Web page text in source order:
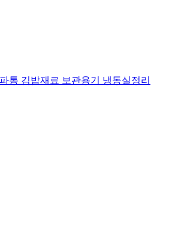
통 김밥재료 보관용기 냉동실정리